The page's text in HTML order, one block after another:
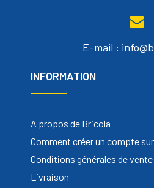
E-mail :
INFORMATION
A propos de Bricola
Comment créer un compte
Conditions générales de vente
Livraison